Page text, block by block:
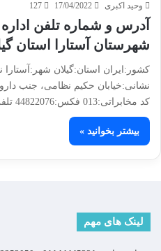
وحید اکبری 17/04/2022
127
آدرس و شماره تلفن اداره
شهرستان آستارا استان
کشور:ایران استان:گیلان شهر:آستارا
کد مخابراتی:013 فکس:44822076 تلفن…
بیشتر بخوانید »
لینک های مهم